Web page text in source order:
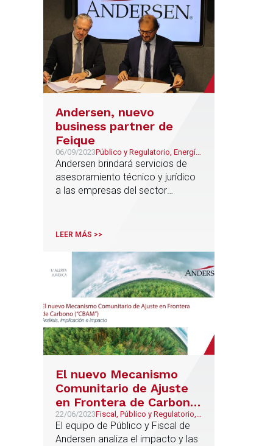
Andersen, nuevo
business partner de
Feique
06/09/2023Público y Regulatorio, Energía
& Recursos Naturales,
Medioambiente,
Sostenibilidad y ESG
Andersen brindará servicios de
asesoramiento técnico y jurídico
a las empresas del sector
LEER MÁS >>
El nuevo Mecanismo
Comunitario de Ajuste
en Frontera de Carbono
(“CBAM”) | Análisis,
implicación e impacto
22/06/2023Fiscal, Público y Regulatorio,
Energía & Recursos Naturales,
Aduanas e Impuestos
Especiales
El equipo de Público y Fiscal de
Andersen analiza el impacto y las